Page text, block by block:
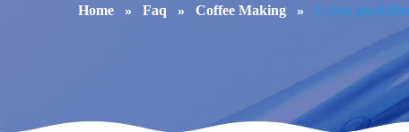
Home Faq Coffee Making Exista